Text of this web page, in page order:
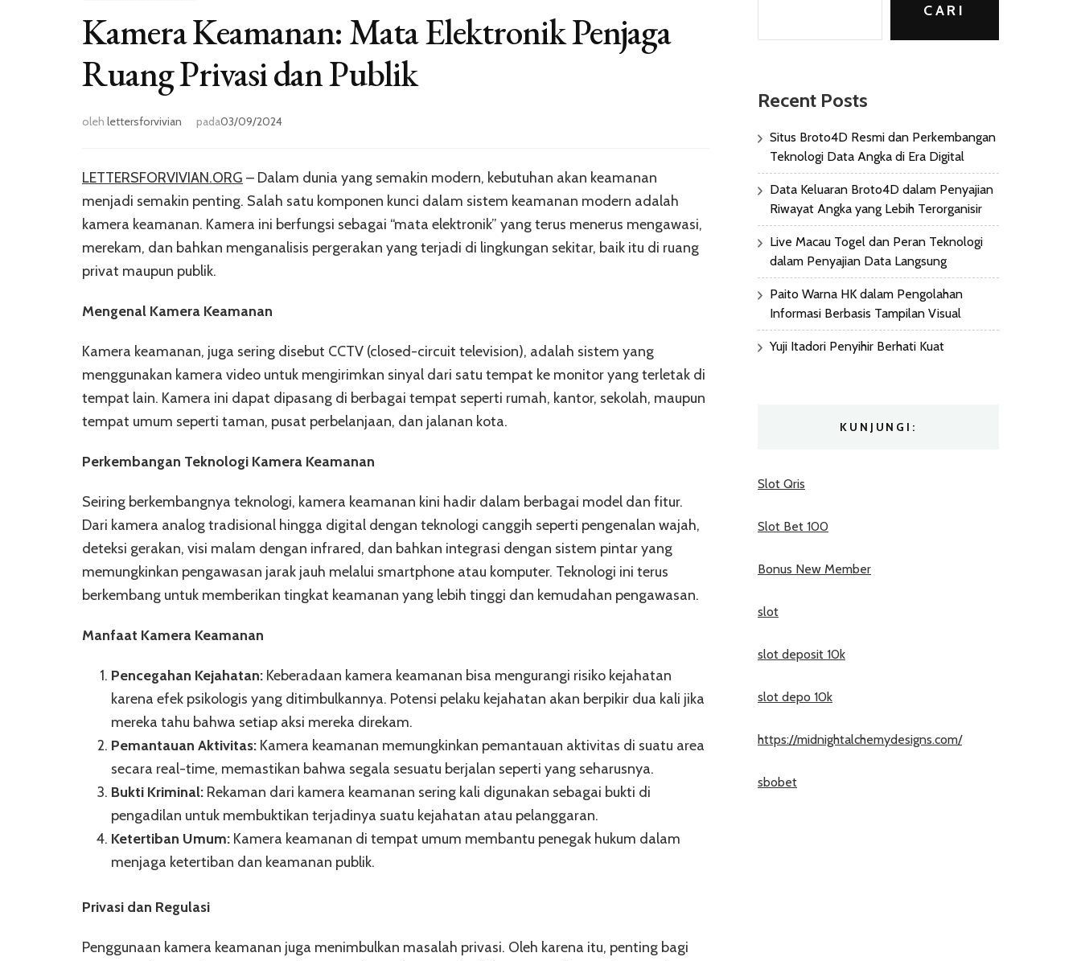
Kamera Keamanan: Mata Elektronik Penjaga
Ruang Privasi dan Publik
oleh lettersforvivian pada03/09/2024
LETTERSFORVIVIAN.ORG – Dalam dunia yang semakin modern, kebutuhan akan keamanan
menjadi semakin penting. Salah satu komponen kunci dalam sistem keamanan modern adalah
kamera keamanan. Kamera ini berfungsi sebagai “mata elektronik” yang terus menerus mengawasi,
merekam, dan bahkan menganalisis pergerakan yang terjadi di lingkungan sekitar, baik itu di ruang
privat maupun publik.
Mengenal Kamera Keamanan
Kamera keamanan, juga sering disebut CCTV (closed-circuit television), adalah sistem yang
menggunakan kamera video untuk mengirimkan sinyal dari satu tempat ke monitor yang terletak di
tempat lain. Kamera ini dapat dipasang di berbagai tempat seperti rumah, kantor, sekolah, maupun
tempat umum seperti taman, pusat perbelanjaan, dan jalanan kota.
Perkembangan Teknologi Kamera Keamanan
Seiring berkembangnya teknologi, kamera keamanan kini hadir dalam berbagai model dan fitur.
Dari kamera analog tradisional hingga digital dengan teknologi canggih seperti pengenalan wajah,
deteksi gerakan, visi malam dengan infrared, dan bahkan integrasi dengan sistem pintar yang
memungkinkan pengawasan jarak jauh melalui smartphone atau komputer. Teknologi ini terus
berkembang untuk memberikan tingkat keamanan yang lebih tinggi dan kemudahan pengawasan.
Manfaat Kamera Keamanan
Pencegahan Kejahatan: Keberadaan kamera keamanan bisa mengurangi risiko kejahatan
karena efek psikologis yang ditimbulkannya. Potensi pelaku kejahatan akan berpikir dua kali jika
mereka tahu bahwa setiap aksi mereka direkam.
Pemantauan Aktivitas: Kamera keamanan memungkinkan pemantauan aktivitas di suatu area
secara real-time, memastikan bahwa segala sesuatu berjalan seperti yang seharusnya.
Bukti Kriminal: Rekaman dari kamera keamanan sering kali digunakan sebagai bukti di
pengadilan untuk membuktikan terjadinya suatu kejahatan atau pelanggaran.
Ketertiban Umum: Kamera keamanan di tempat umum membantu penegak hukum dalam
menjaga ketertiban dan keamanan publik.
Privasi dan Regulasi
Penggunaan kamera keamanan juga menimbulkan masalah privasi. Oleh karena itu, penting bagi
CARI
Recent Posts
Situs Broto4D Resmi dan Perkembangan
Teknologi Data Angka di Era Digital
Data Keluaran Broto4D dalam Penyajian
Riwayat Angka yang Lebih Terorganisir
Live Macau Togel dan Peran Teknologi
dalam Penyajian Data Langsung
Paito Warna HK dalam Pengolahan
Informasi Berbasis Tampilan Visual
Yuji Itadori Penyihir Berhati Kuat
KUNJUNGI:
Slot Qris
Slot Bet 100
Bonus New Member
slot
slot deposit 10k
slot depo 10k
https://midnightalchemydesigns.com/
sbobet